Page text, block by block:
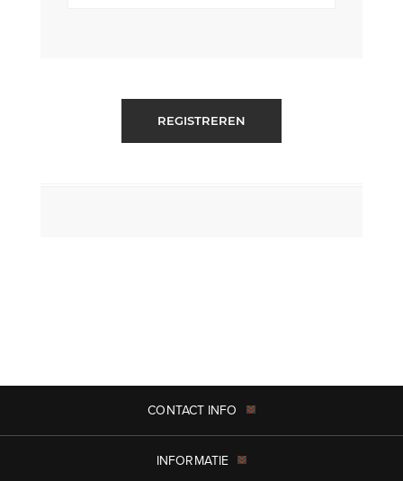
REGISTREREN
CONTACT INFO
INFORMATIE